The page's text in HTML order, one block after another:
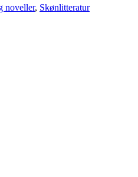
noveller, Skønlitteratur